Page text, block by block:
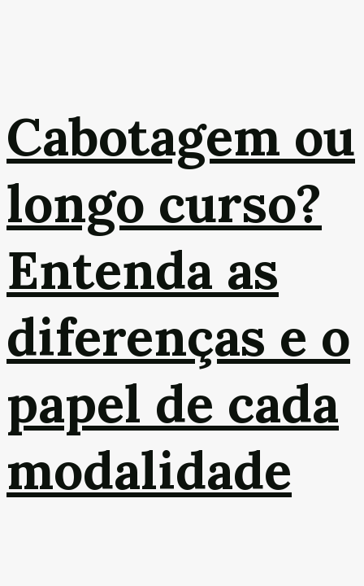
Cabotagem ou
longo curso?
Entenda as
diferenças e o
papel de cada
modalidade